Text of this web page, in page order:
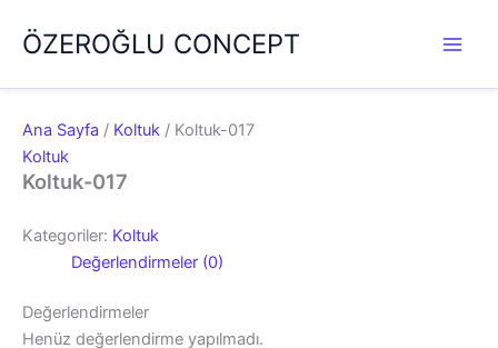
atlaÖZEROĞLU CONCEPT
Ana Sayfa / Koltuk / Koltuk-017
Koltuk
Koltuk-017
Kategoriler: Koltuk
Değerlendirmeler (0)
Değerlendirmeler
Henüz değerlendirme yapılmadı.